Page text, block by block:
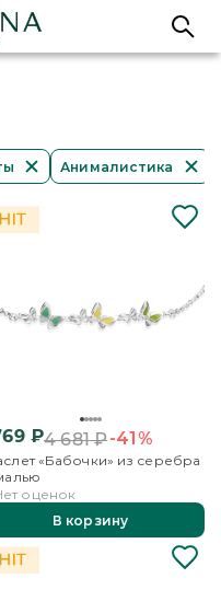
Анималистика
₽4 681₽-41%
«Бабочки» из серебра
оценок
В корзину